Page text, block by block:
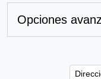
Opciones